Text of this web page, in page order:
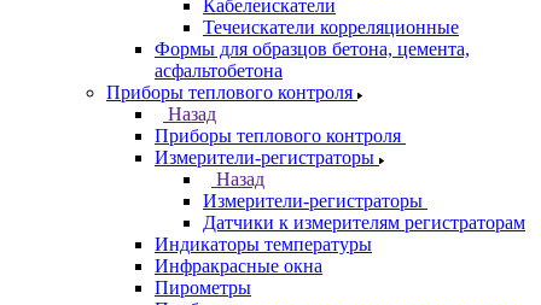
Кабелеискатели
Течеискатели корреляционные
Формы для образцов бетона, цемента,
асфальтобетона
Приборы теплового контроля
Назад
Приборы теплового контроля
Измерители-регистраторы
Назад
Измерители-регистраторы
Датчики к измерителям регистраторам
Индикаторы температуры
Инфракрасные окна
Пирометры